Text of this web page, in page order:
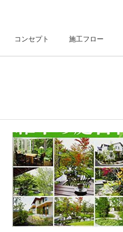
コンセプト 施工フロー